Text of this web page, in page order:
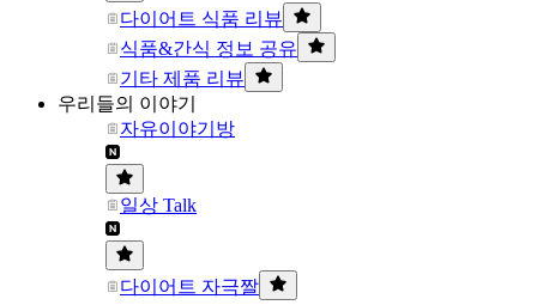
다이어트 식품 리뷰
식품&간식 정보 공유
기타 제품 리뷰
우리들의 이야기
자유이야기방
일상 Talk
다이어트 자극짤